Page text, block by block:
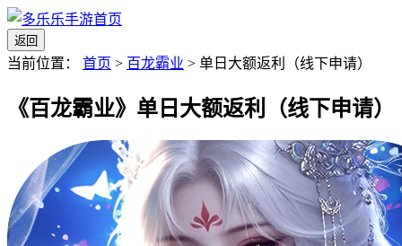
返回
当前位置： 首页 > 百龙霸业 > 单日大额返利（线下申请）
《百龙霸业》单日大额返利（线下申请）